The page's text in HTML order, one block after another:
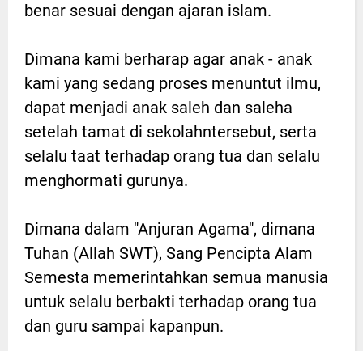
benar sesuai dengan ajaran islam.
Dimana kami berharap agar anak - anak
kami yang sedang proses menuntut ilmu,
dapat menjadi anak saleh dan saleha
setelah tamat di sekolahntersebut, serta
selalu taat terhadap orang tua dan selalu
menghormati gurunya.
Dimana dalam "Anjuran Agama", dimana
Tuhan (Allah SWT), Sang Pencipta Alam
Semesta memerintahkan semua manusia
untuk selalu berbakti terhadap orang tua
dan guru sampai kapanpun.